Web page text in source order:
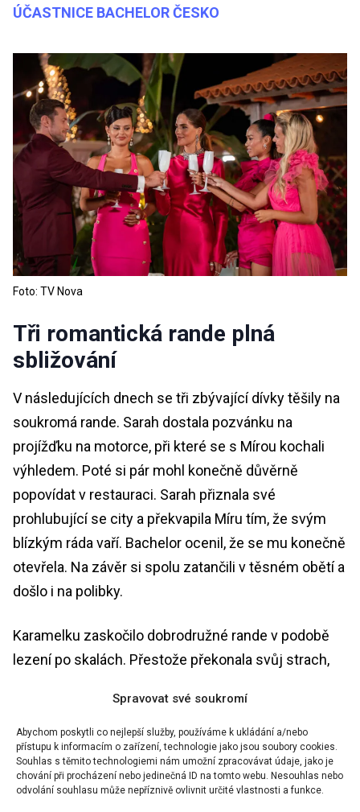
Spravovat své soukromí
Abychom poskytli co nejlepší služby, používáme k ukládání a/nebo
přístupu k informacím o zařízení, technologie jako jsou soubory cookies.
Souhlas s těmito technologiemi nám umožní zpracovávat údaje, jako je
chování při procházení nebo jedinečná ID na tomto webu. Nesouhlas nebo
odvolání souhlasu může nepříznivě ovlivnit určité vlastnosti a funkce.
ÚČASTNICE BACHELOR ČESKO
Foto: TV Nova
Tři romantická rande plná
sbližování
V následujících dnech se tři zbývající dívky těšily na
soukromá rande. Sarah dostala pozvánku na
projížďku na motorce, při které se s Mírou kochali
výhledem. Poté si pár mohl konečně důvěrně
popovídat v restauraci. Sarah přiznala své
prohlubující se city a překvapila Míru tím, že svým
blízkým ráda vaří. Bachelor ocenil, že se mu konečně
otevřela. Na závěr si spolu zatančili v těsném obětí a
došlo i na polibky.
Karamelku zaskočilo dobrodružné rande v podobě
lezení po skalách. Přestože překonala svůj strach,
nezdolala. Míra obdivoval její odvahu a při
společném pikniku došlo i na polibky. Povídali si o
společné budoucnosti a Karamelka se nechala
slyšet, že by chtěla poznat jeho dceru.